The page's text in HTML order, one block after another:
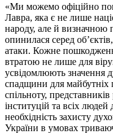
«Ми можемо офіційно
Лавра, яка є не лише
народу, але й визначною
опинилася серед
атаки. Кожне
втратою не лише для
усвідомлюють значення
спадщини для майбутніх
спільноту,
інституцій та всіх людей
необхідність захисту
України в умовах